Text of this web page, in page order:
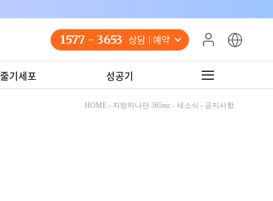
1577 - 3653 상담 예약
기세포 성공기
HOME - 지방하나만 365mc - 새소식 - 공지사항